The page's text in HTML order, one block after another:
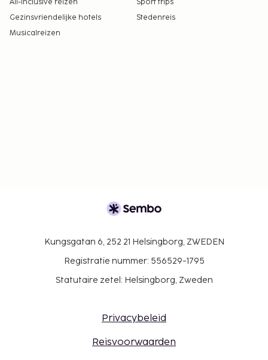
All-Inclusive reizen
Sport trips
Gezinsvriendelijke hotels
Stedenreis
Musicalreizen
Kungsgatan 6, 252 21 Helsingborg, ZWEDEN
Registratie nummer: 556529-1795
Statutaire zetel: Helsingborg, Zweden
Privacybeleid
Reisvoorwaarden